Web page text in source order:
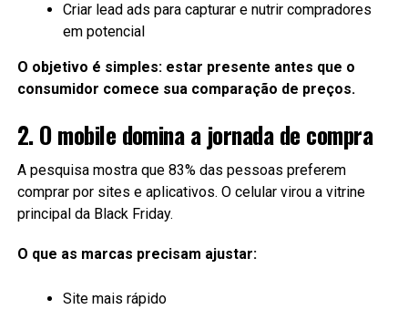
Criar lead ads para capturar e nutrir compradores
em potencial
O objetivo é simples: estar presente antes que o
consumidor comece sua comparação de preços.
2. O mobile domina a jornada de compra
A pesquisa mostra que 83% das pessoas preferem
comprar por sites e aplicativos. O celular virou a vitrine
principal da Black Friday.
O que as marcas precisam ajustar:
Site mais rápido